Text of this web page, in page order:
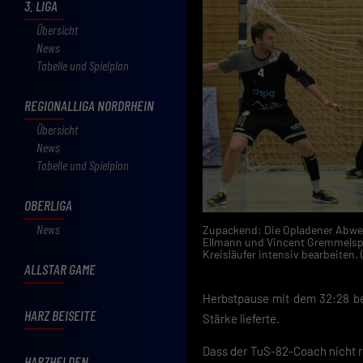
3. LIGA
Übersicht
News
Tabelle und Spielplan
REGIONALLIGA NORDRHEIN
Übersicht
News
Tabelle und Spielplan
OBERLIGA
News
ALLSTAR GAME
HARZ BEISEITE
Zupackend: Die Opladener
Ellmann und Vincent
Kreisläufer intensiv bearbeiten.
Herbstpause mit dem 32:28
Stärke lieferte.
Dass der TuS-82-Coach